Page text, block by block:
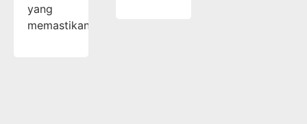
yang
memastikan…